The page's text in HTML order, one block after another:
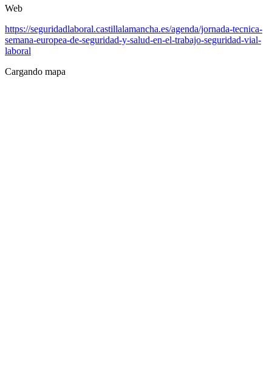
Web
https://seguridadlaboral.castillalamancha.es/agenda/jornada-tecnica-
semana-europea-de-seguridad-y-salud-en-el-trabajo-seguridad-vial-
laboral
Cargando mapa